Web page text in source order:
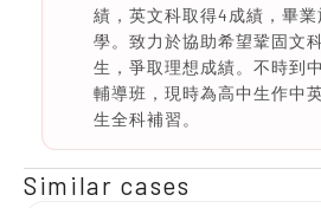
績，英文科取得4成績，畢
學。致力於協助希望鞏固文
生，爭取理想成績。不時到
輔導班，現時為高中生作中
生全科補習。
Similar cases